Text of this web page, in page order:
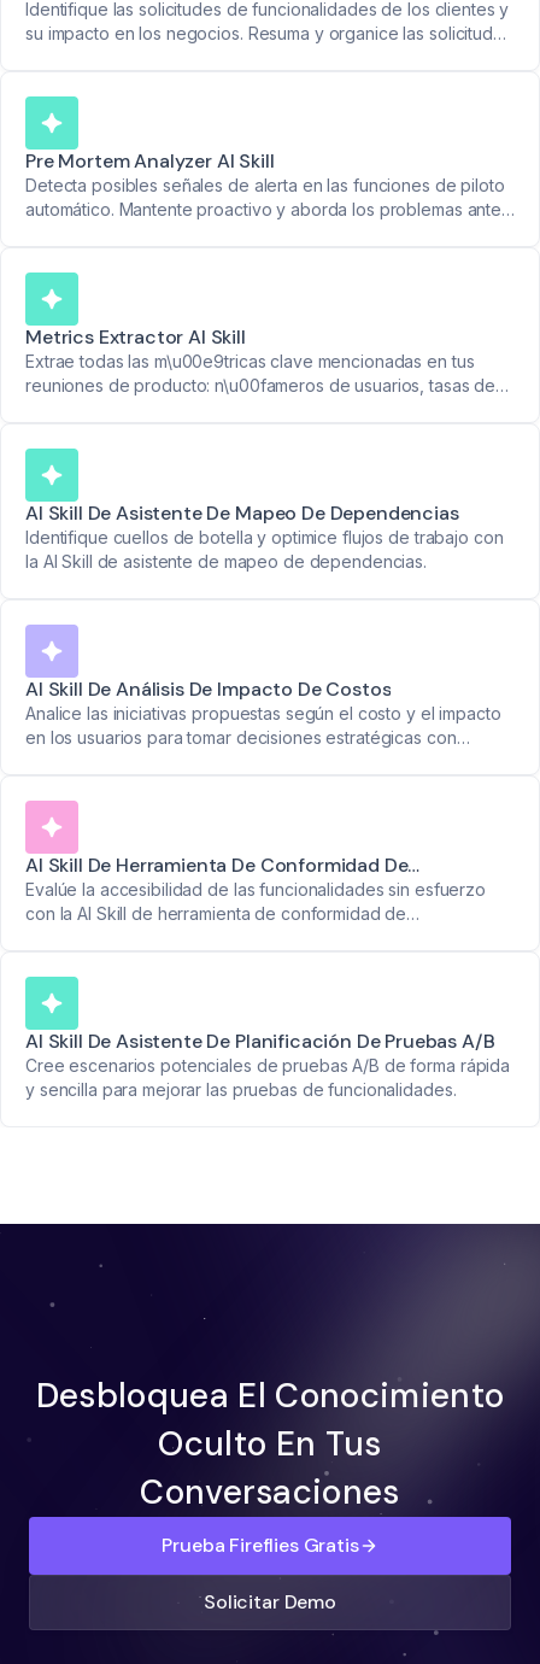
Identifique las solicitudes de funcionalidades de los clientes y
su impacto en los negocios. Resuma y organice las solicitudes
Pre Mortem Analyzer AI Skill
Detecta posibles señales de alerta en las funciones de piloto
automático. Mantente proactivo y aborda los problemas antes
Metrics Extractor AI Skill
Extrae todas las m\u00e9tricas clave mencionadas en tus
reuniones de producto: n\u00fameros de usuarios, tasas de
AI Skill De Asistente De Mapeo De Dependencias
Identifique cuellos de botella y optimice flujos de trabajo con
la AI Skill de asistente de mapeo de dependencias.
AI Skill De Análisis De Impacto De Costos
Analice las iniciativas propuestas según el costo y el impacto
en los usuarios para tomar decisiones estratégicas con
AI Skill De Herramienta De Conformidad De
Accesibilidad
Evalúe la accesibilidad de las funcionalidades sin esfuerzo
con la AI Skill de herramienta de conformidad de
AI Skill De Asistente De Planificación De Pruebas A/B
Cree escenarios potenciales de pruebas A/B de forma rápida
y sencilla para mejorar las pruebas de funcionalidades.
Desbloquea El Conocimiento
Oculto En Tus
Conversaciones
Prueba Fireflies Gratis
Solicitar Demo